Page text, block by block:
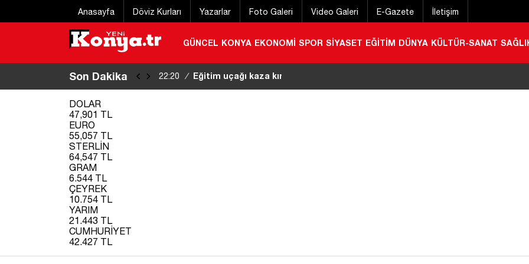
Anasayfa Döviz Kurları Yazarlar Foto Galeri Video Galeri E-Gazete İletişim
GÜNCEL KONYA EKONOMİ SPOR SİYASET EĞİTİM DÜNYA KÜLTÜR-SANAT
Son Dakika 22:20 / Eğitim uçağı kaza kırıma uğradı
DOLAR
47,901 TL
EURO
55,057 TL
STERLİN
64,547 TL
GRAM
6.544 TL
ÇEYREK
10.754 TL
YARIM
21.443 TL
CUMHURİYET
42.427 TL